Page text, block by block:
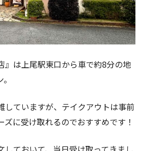
』は上尾駅東口から車で約8分の地
していますが、テイクアウトは事前
に受け取れるのでおすすめです！